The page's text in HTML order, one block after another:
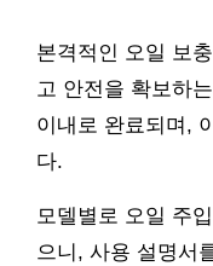
본격적인 오일 보
고 안전을 확보하
이내로 완료되며,
다.
모델별로 오일 주
으니, 사용 설명서